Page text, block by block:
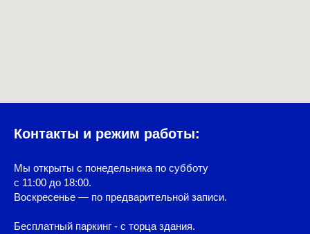
Контакты и режим работы:
Мы открыты с понедельника по субботу
с 11:00 до 18:00.
Воскресенье — по предварительной записи.
Бесплатный паркинг - с торца здания.